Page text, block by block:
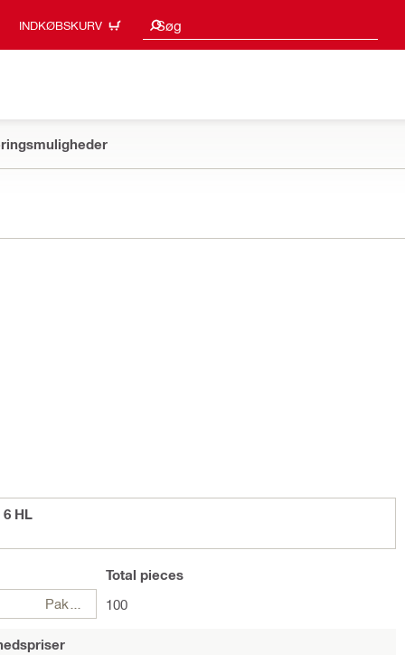
INDKØBSKURV Søg
Søgeresultater
HL
Pakker
Total pieces
100